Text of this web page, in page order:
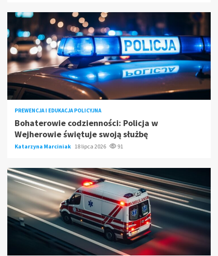
PREWENCJA I EDUKACJA POLICYJNA
Bohaterowie codzienności: Policja w
Wejherowie świętuje swoją służbę
Katarzyna Marciniak 18 lipca 2026 91